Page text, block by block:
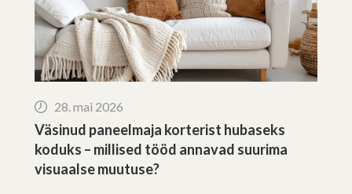
28. mai 2026
Väsinud paneelmaja korterist hubaseks
koduks – millised tööd annavad suurima
visuaalse muutuse?